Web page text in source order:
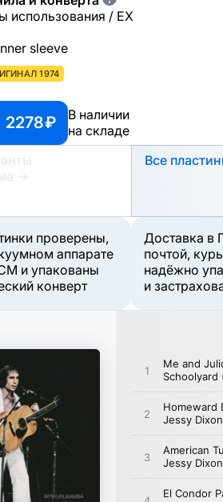
использования / EX
sleeve
1974
2278 ₽
В наличии
на складе
→
Все
проверены,
аппарате
и упакованы
конверт
Доставка в
почтой,
надёжно
и